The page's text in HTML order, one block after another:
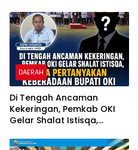
Aman dan Nyaman
DAERAH
Di Tengah Ancaman
Kekeringan, Pemkab OKI
Gelar Shalat Istisqa,
Keberadaan Bupati OKI